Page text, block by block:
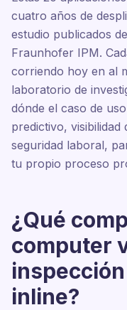
cuatro años de
estudio publicados
Fraunhofer IPM.
corriendo hoy en al
laboratorio de
dónde el caso de
predictivo, visibilidad
seguridad laboral,
tu propio proceso
¿Qué
computer
inline?